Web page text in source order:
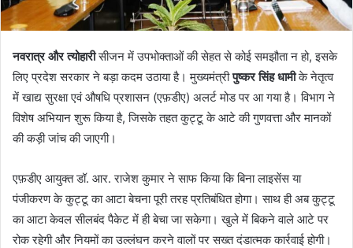
नवरात्र और त्योहारीसीजन में उपभोक्ताओं की सेहत से कोई समझौता न हो, इसके
लिए प्रदेश सरकार ने बड़ा कदम उठाया है। मुख्यमंत्रीपुष्कर सिंह धामीके नेतृत्व
में खाद्य सुरक्षा एवं औषधि प्रशासन (एफ़डीए) अलर्ट मोड पर आ गया है। विभाग ने
विशेष अभियान शुरू किया है, जिसके तहत कुट्टू के आटे की गुणवत्ता और मानकों
की कड़ी जांच की जाएगी।
एफ़डीए आयुक्त डॉ. आर. राजेश कुमार ने साफ किया कि बिना लाइसेंस या
पंजीकरण के कुट्टू का आटा बेचना पूरी तरह प्रतिबंधित होगा। साथ ही अब कुट्टू
का आटा केवल सीलबंद पैकेट में ही बेचा जा सकेगा। खुले में बिकने वाले आटे पर
रोक रहेगी और नियमों का उल्लंघन करने वालों पर सख्त दंडात्मक कार्रवाई होगी।